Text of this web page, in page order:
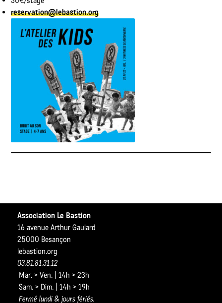
reservation@lebastion.org
Association Le Bastion
16 avenue Arthur Gaulard
25000 Besançon
lebastion.org
03.81.81.31.12
Mar. > Ven. | 14h > 23h
Sam. > Dim. | 14h > 19h
Fermé lundi & jours fériés.